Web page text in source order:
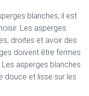
blanches, il est
Les asperges
droites et avoir des
doivent être fermes
asperges blanches
douce et lisse sur les